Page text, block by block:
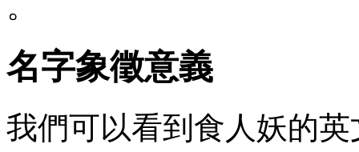
名字象徵意義
我們可以看到食人妖的